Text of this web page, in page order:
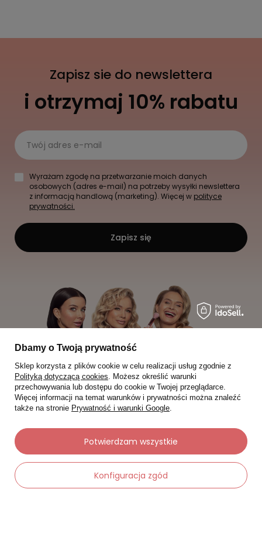
Zapisz sie do newslettera
i otrzymaj 10% rabatu
Twój adres e-mail
Wyrażam zgodę na przetwarzanie moich danych
osobowych (adres e-mail) na potrzeby wysyłki newslettera
z informacją handlową (marketing). Więcej w polityce
prywatności.
Zapisz się
Moje zamówienia
Status zamówienia
Dbamy o Twoją prywatność
Sklep korzysta z plików cookie w celu realizacji usług zgodnie z
Polityką dotyczącą cookies. Możesz określić warunki
przechowywania lub dostępu do cookie w Twojej przeglądarce.
Więcej informacji na temat warunków i prywatności można znaleźć
także na stronie Prywatność i warunki Google.
Konfiguracja zgód
Potwierdzam wszystkie